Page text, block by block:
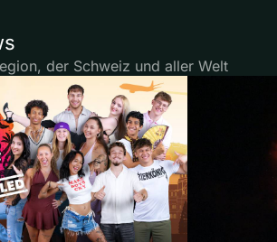
der Schweiz und aller Welt